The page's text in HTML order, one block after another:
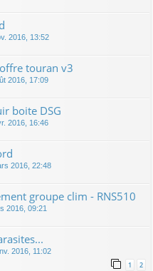
2016, 13:52
touran v3
2016, 17:09
boite DSG
2016, 16:46
2016, 22:48
groupe clim - RNS510
2016, 09:21
2016, 11:02
1 2